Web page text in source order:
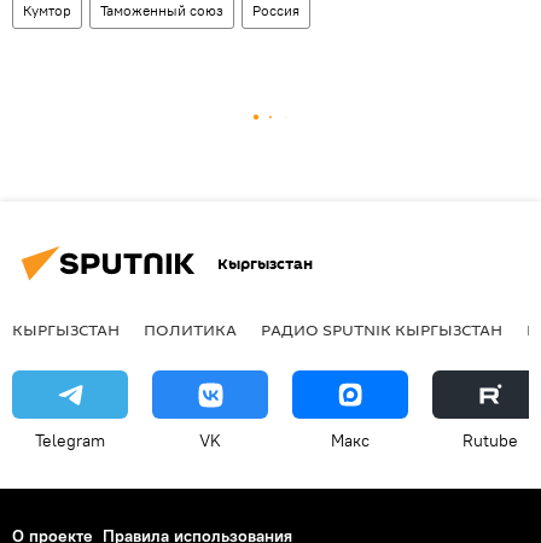
Кумтор Таможенный союз Россия
Кыргызстан
КЫРГЫЗСТАН ПОЛИТИКА РАДИО SPUTNIK КЫРГЫЗСТАН
Telegram VK Макс Rutube
О проекте Правила использования